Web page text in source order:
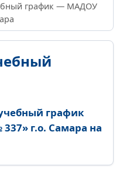
график — МАДОУ
график
г.о. Самара на